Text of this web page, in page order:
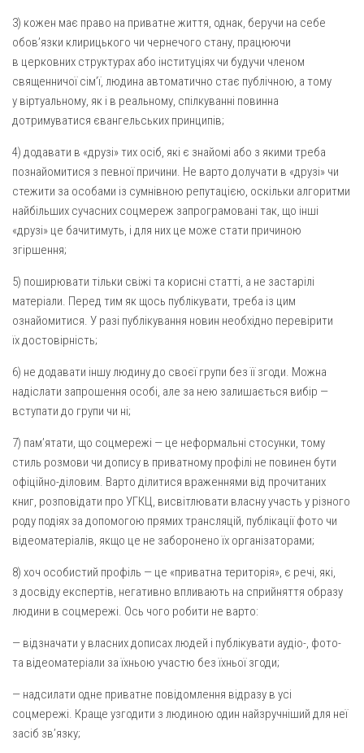
3) кожен має право на приватне життя, однак, беручи на себе
обов’язки клирицького чи чернечого стану, працюючи
в церковних структурах або інституціях чи будучи членом
священничої сім’ї, людина автоматично стає публічною, а тому
у віртуальному, як і в реальному, спілкуванні повинна
дотримуватися євангельських принципів;
4) додавати в «друзі» тих осіб, які є знайомі або з якими треба
познайомитися з певної причини. Не варто долучати в «друзі» чи
стежити за особами із сумнівною репутацією, оскільки алгоритми
найбільших сучасних соцмереж запрограмовані так, що інші
«друзі» це бачитимуть, і для них це може стати причиною
згіршення;
5) поширювати тільки свіжі та корисні статті, а не застарілі
матеріали. Перед тим як щось публікувати, треба із цим
ознайомитися. У разі публікування новин необхідно перевірити
їх достовірність;
6) не додавати іншу людину до своєї групи без її згоди. Можна
надіслати запрошення особі, але за нею залишається вибір —
вступати до групи чи ні;
7) пам’ятати, що соцмережі — це неформальні стосунки, тому
стиль розмови чи допису в приватному профілі не повинен бути
офіційно-діловим. Варто ділитися враженнями від прочитаних
книг, розповідати про УГКЦ, висвітлювати власну участь у різного
роду подіях за допомогою прямих трансляцій, публікації фото чи
відеоматеріалів, якщо це не заборонено їх організаторами;
8) хоч особистий профіль — це «приватна територія», є речі, які,
з досвіду експертів, негативно впливають на сприйняття образу
людини в соцмережі. Ось чого робити не варто:
— відзначати у власних дописах людей і публікувати аудіо-, фото-
та відеоматеріали за їхньою участю без їхньої згоди;
— надсилати одне приватне повідомлення відразу в усі
соцмережі. Краще узгодити з людиною один найзручніший для неї
засіб зв’язку;